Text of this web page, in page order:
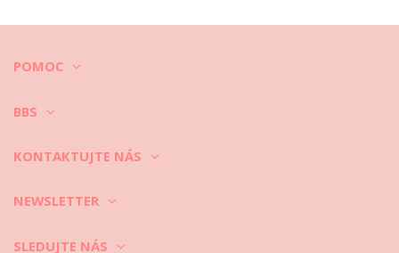
Ze všeho nejdříve: vyhněte se drsným povrchům. Pokud si chcete
povrchem jako je beton, kameny (např. okraje v plaveckém bazénu)
nebo dřevo (třísky!) mohou lehce poškodit jemnou látku vašich
saponáty jako odstraňovače skvrn. Používejte produkty pro jemnou
POMOC
BBS
KONTAKTUJTE NÁS
NEWSLETTER
SLEDUJTE NÁS